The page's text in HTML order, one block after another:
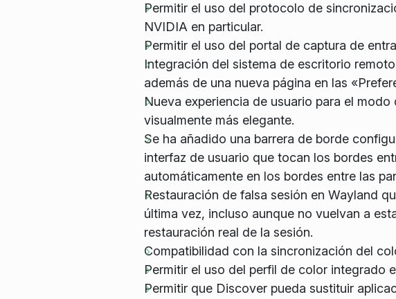
Permitir el uso del protocolo de
NVIDIA en particular.
Permitir el uso del portal de captura de
Integración del sistema de escritorio
además de una nueva página en las
Nueva experiencia de usuario para el
visualmente más elegante.
Se ha añadido una barrera de borde
interfaz de usuario que tocan los bordes
automáticamente en los bordes entre las
Restauración de falsa sesión en Wayland
última vez, incluso aunque no vuelvan a
restauración real de la sesión.
Compatibilidad con la sincronización del
Permitir el uso del perfil de color integrado
Permitir que Discover pueda sustituir